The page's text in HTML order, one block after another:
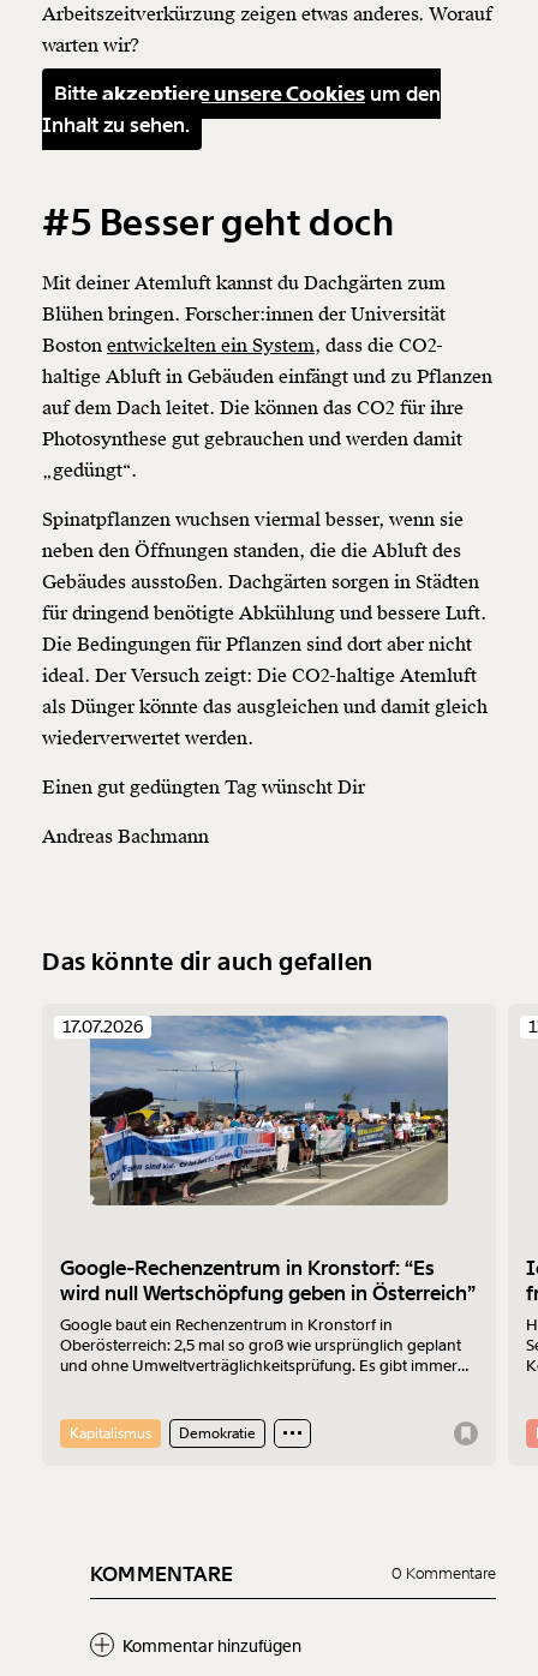
Arbeitszeitverkürzung zeigen etwas anderes. Worauf
warten wir?
Bitteakzeptiere unsere Cookies um den
Inhalt zu sehen.
#5 Besser geht doch
Mit deiner Atemluft kannst du Dachgärten zum
Blühen bringen. Forscher:innen der Universität
Boston entwickelten ein System, dass die CO2-
haltige Abluft in Gebäuden einfängt und zu Pflanzen
auf dem Dach leitet. Die können das CO2 für ihre
Photosynthese gut gebrauchen und werden damit
„gedüngt“.
Spinatpflanzen wuchsen viermal besser, wenn sie
neben den Öffnungen standen, die die Abluft des
Gebäudes ausstoßen. Dachgärten sorgen in Städten
für dringend benötigte Abkühlung und bessere Luft.
Die Bedingungen für Pflanzen sind dort aber nicht
ideal. Der Versuch zeigt: Die CO2-haltige Atemluft
als Dünger könnte das ausgleichen und damit gleich
wiederverwertet werden.
Einen gut gedüngten Tag wünscht Dir
Andreas Bachmann
Das könnte dir auch gefallen
17.07.2026
Google-Rechenzentrum in Kronstorf: “Es
wird null Wertschöpfung geben in Österreich”
Google baut ein Rechenzentrum in Kronstorf in
Oberösterreich: 2,5 mal so groß wie ursprünglich geplant
und ohne Umweltverträglichkeitsprüfung. Es gibt immer
Kronstorf“ Harald Müllner erklärt im Interview, wo die
Probleme liegen und was er sich vom Protest erhofft.
Kapitalismus Demokratie
KOMMENTARE 0 Kommentare
Kommentar hinzufügen